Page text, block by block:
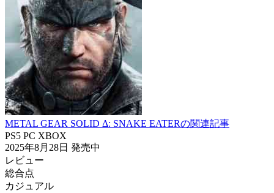
METAL GEAR SOLID Δ: SNAKE EATERの関連記事
PS5 PC XBOX
2025年8月28日 発売中
レビュー
総合点
カジュアル